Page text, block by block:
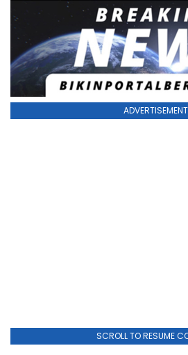
ADVERTISEMENT
SCROLL TO RESUME